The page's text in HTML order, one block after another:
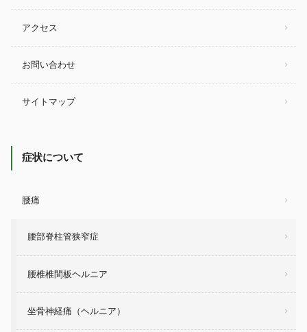
アクセス
お問い合わせ
サイトマップ
症状について
腰痛
腰部脊柱管狭窄症
腰椎椎間板ヘルニア
坐骨神経痛（ヘルニア）